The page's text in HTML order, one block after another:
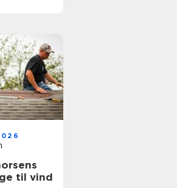
til vind